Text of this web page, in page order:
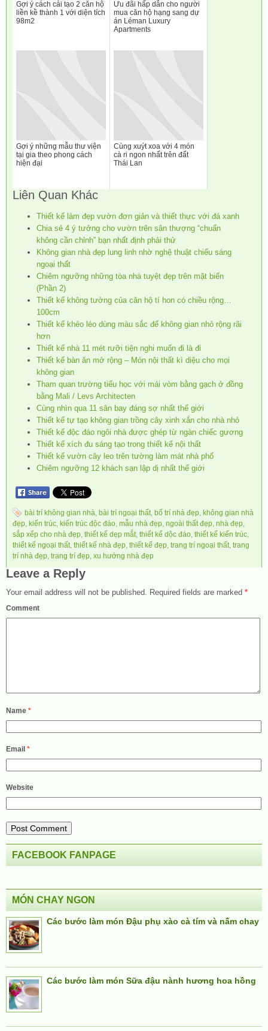
Gợi ý cách cải tạo 2 căn hộ
liền kề thành 1 với diện tích
98m2
Ưu đãi hấp dẫn cho người
mua căn hộ hạng sang dự
án Léman Luxury
Apartments
Gợi ý những mẫu thư viện
tại gia theo phong cách
hiện đại
Cùng xuýt xoa với 4 món
cà ri ngon nhất trên đất
Thái Lan
Liên Quan Khác
Thiết kế làm đẹp vườn đơn giản và thiết thực với đá xanh
Chia sẻ 4 ý tưởng cho vườn trên sân thượng “chuẩn
không cần chỉnh” bạn nhất định phải thử
Không gian nhà đẹp lung linh nhờ nghệ thuật chiếu sáng
ngoại thất
Chiêm ngưỡng những tòa nhà tuyệt đẹp trên mặt biển
(Phần 2)
Thiết kế không tưởng của căn hộ tí hon có chiều rộng…
100cm
Thiết kế khẻo léo dùng màu sắc để không gian nhỏ rộng rãi
hơn
Thiết kế nhà 11 mét rưỡi tiện nghi muốn đi là đi
Thiết kế bàn ăn mở rộng – Món nội thất kì diệu cho mọi
không gian
Tham quan trường tiểu học với mái vòm bằng gạch ở đồng
bằng Mali / Levs Architecten
Cùng nhìn qua 11 sân bay đáng sợ nhất thế giới
Thiết kế tự tạo không gian trồng cây xinh xắn cho nhà nhỏ
Thiết kế độc đáo ngôi nhà được ghép từ ngàn chiếc gương
Thiết kế xích đu sáng tạo trong thiết kế nội thất
Thiết kế vườn cây leo trên tường làm mát nhà phố
Chiêm ngưỡng 12 khách sạn lập dị nhất thế giới
bài trí không gian nhà, bài trí ngoại thất, bố trí nhà đẹp, không gian nhà
đẹp, kiến trúc, kiến trúc độc đáo, mẫu nhà đẹp, ngoài thất đẹp, nhà đẹp,
sắp xếp cho nhà đẹp, thiết kế dẹp mắt, thiết kế dộc đáo, thiết kế kiến trúc,
thiết kế ngoại thất, thiết kế nhà đẹp, thiết kế đẹp, trang trí ngoại thất, trang
trí nhà đẹp, trang trí đẹp, xu hướng nhà đẹp
Leave a Reply
Your email address will not be published. Required fields are marked *
Comment
Name *
Email *
Website
FACEBOOK FANPAGE
MÓN CHAY NGON
Các bước làm món Đậu phụ xào cà tím và nấm chay
Các bước làm món Sữa đậu nành hương hoa hồng